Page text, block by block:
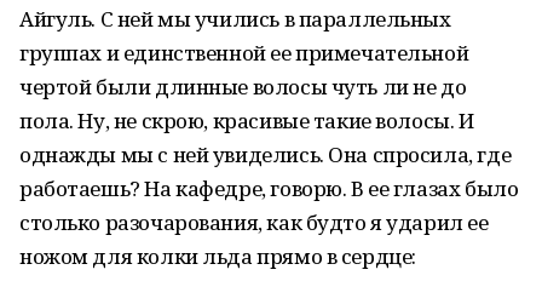
Айгуль. С ней мы учились в параллельных
группах и единственной ее примечательной
чертой были длинные волосы чуть ли не до
пола. Ну, не скрою, красивые такие волосы. И
однажды мы с ней увиделись. Она спросила, где
работаешь? На кафедре, говорю. В ее глазах было
столько разочарования, как будто я ударил ее
ножом для колки льда прямо в сердце: